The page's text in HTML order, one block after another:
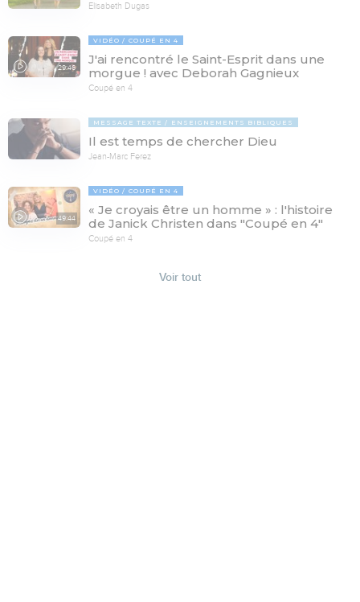
Elisabeth Dugas
29:46
VIDÉO COUPÉ EN 4
J'ai rencontré le Saint-Esprit dans une
morgue ! avec Deborah Gagnieux
Coupé en 4
MESSAGE TEXTE ENSEIGNEMENTS BIBLIQUES
Il est temps de chercher Dieu
Jean-Marc Ferez
49:44
VIDÉO COUPÉ EN 4
« Je croyais être un homme » : l'histoire
de Janick Christen dans "Coupé en 4"
Coupé en 4
Voir tout